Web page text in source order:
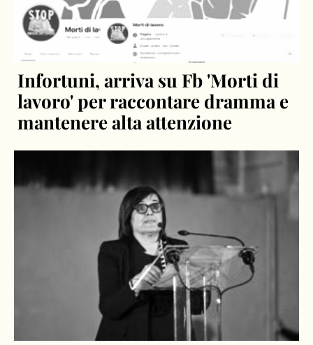
Infortuni, arriva su Fb 'Morti di
lavoro' per raccontare dramma e
mantenere alta attenzione